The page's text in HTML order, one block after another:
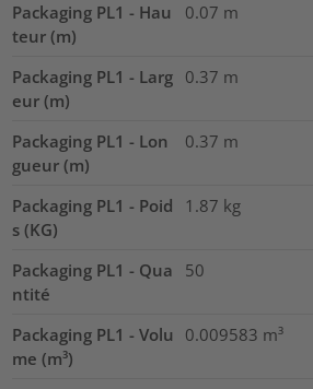
Packaging PL1 - Hau
teur (m)
0.07 m
Packaging PL1 - Larg
eur (m)
0.37 m
Packaging PL1 - Lon
gueur (m)
0.37 m
Packaging PL1 - Poid
s (KG)
1.87 kg
Packaging PL1 - Qua
ntité
50
Packaging PL1 - Volu
me (m³)
0.009583 m³